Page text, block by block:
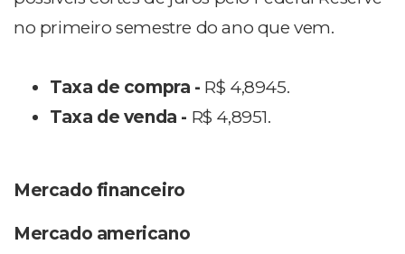
no primeiro semestre do ano que vem.
Taxa de compra - R$ 4,8945.
Taxa de venda - R$ 4,8951.
Mercado financeiro
Mercado americano